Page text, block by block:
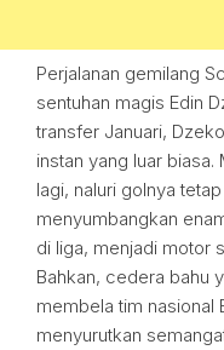
Perjalanan gemilang
sentuhan magis Edin
transfer Januari,
instan yang luar
lagi, naluri golnya
menyumbangkan
di liga, menjadi motor
Bahkan, cedera bahu
membela tim nasional
menyurutkan